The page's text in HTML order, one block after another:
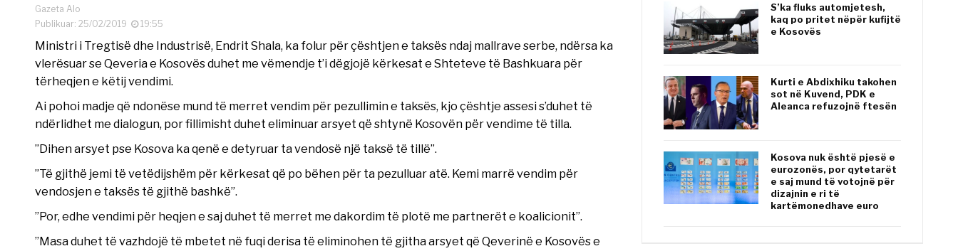
Gazeta Alo
Publikuar: 25/02/2019
19:55
Ministri i Tregtisë dhe Industrisë, Endrit Shala, ka folur për çështjen e taksës ndaj mallrave serbe, ndërsa ka
vlerësuar se Qeveria e Kosovës duhet me vëmendje t’i dëgjojë kërkesat e Shteteve të Bashkuara për
tërheqjen e këtij vendimi.
Ai pohoi madje që ndonëse mund të merret vendim për pezullimin e taksës, kjo çështje assesi s’duhet të
ndërlidhet me dialogun, por fillimisht duhet eliminuar arsyet që shtynë Kosovën për vendime të tilla.
”Dihen arsyet pse Kosova ka qenë e detyruar ta vendosë një taksë të tillë”.
”Të gjithë jemi të vetëdijshëm për kërkesat që po bëhen për ta pezulluar atë. Kemi marrë vendim për
vendosjen e taksës të gjithë bashkë”.
”Por, edhe vendimi për heqjen e saj duhet të merret me dakordim të plotë me partnerët e koalicionit”.
”Masa duhet të vazhdojë të mbetet në fuqi derisa të eliminohen të gjitha arsyet që Qeverinë e Kosovës e
S’ka fluks automjetesh,
kaq po pritet nëpër kufijtë
e Kosovës
Kurti e Abdixhiku takohen
sot në Kuvend, PDK e
Aleanca refuzojnë ftesën
Kosova nuk është pjesë e
eurozonës, por qytetarët
e saj mund të votojnë për
dizajnin e ri të
kartëmonedhave euro